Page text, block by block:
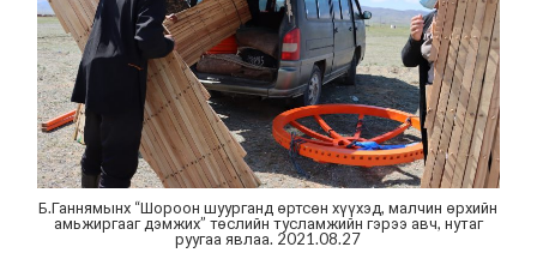
Б.Ганнямынх “Шороон шуурганд өртсөн хүүхэд, малчин өрхийн
амьжиргааг дэмжих” төслийн тусламжийн гэрээ авч, нутаг
руугаа явлаа. 2021.08.27